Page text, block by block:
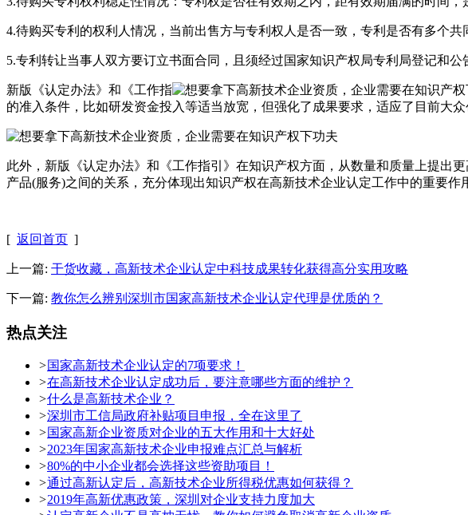
4.待购买专利的权利人情况，当前出售方与专利权人是否一致，专利是否有多个共
5.专利转让当事人双方要订立书面合同，且须经过国家知识产权局专利局登记和公
新版《认定办法》和《工作指
的准入条件，比如研发资金投入等适当放宽，但强化了成果要求，适应了目前大众
此外，新版《认定办法》和《工作指引》在知识产权方面，从数量和质量上提出
产品(服务)之间的关系，充分体现出知识产权在高新技术企业认定工作中的重要作
[ 返回首页 ]
上一篇: 干货收藏，高新技术企业认定中科技成果转化获得高分实用攻略
下一篇: 教你怎么辨别深圳市国家高新技术企业认定代理是优质的？
热点关注
>国家高新技术企业认定的7项要求！
>在高新技术企业认定成功后，要注意哪些方面的维护？
>什么是高新技术企业？
>深圳市工信局政府补贴项目申报，全在这里了
>国家高新企业资质对企业的五大作用和十大好处
>2023年国家高新技术企业申报难点汇总与解析
>80%的中小企业都会选择这些资助项目！
>通过高新认定后，高新技术企业所得税优惠如何获得？
>2019年高新优惠政策，深圳对企业支持力度加大